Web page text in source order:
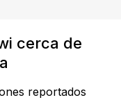
cerca de
reportados